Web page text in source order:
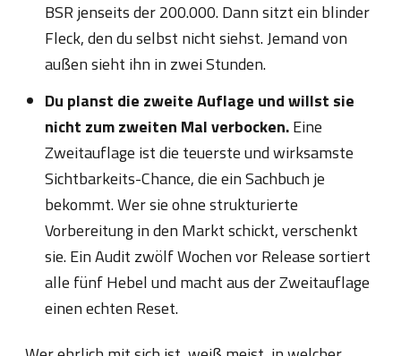
BSR jenseits der 200.000. Dann sitzt ein blinder
Fleck, den du selbst nicht siehst. Jemand von
außen sieht ihn in zwei Stunden.
Du planst die zweite Auflage und willst sie
nicht zum zweiten Mal verbocken.Eine
Zweitauflage ist die teuerste und wirksamste
Sichtbarkeits-Chance, die ein Sachbuch je
bekommt. Wer sie ohne strukturierte
Vorbereitung in den Markt schickt, verschenkt
sie. Ein Audit zwölf Wochen vor Release sortiert
alle fünf Hebel und macht aus der Zweitauflage
einen echten Reset.